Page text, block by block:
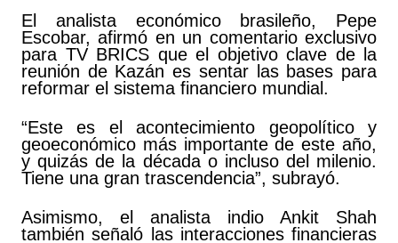
El analista económico brasileño, Pepe
Escobar, afirmó en un comentario exclusivo
para TV BRICS que el objetivo clave de la
reunión de Kazán es sentar las bases para
reformar el sistema financiero mundial.
“Este es el acontecimiento geopolítico y
geoeconómico más importante de este año,
y quizás de la década o incluso del milenio.
Tiene una gran trascendencia”, subrayó.
Asimismo, el analista indio Ankit Shah
también señaló las interacciones financieras